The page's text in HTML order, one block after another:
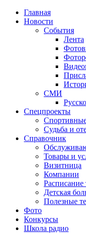
Главная
Новости
События
Лента
СМИ
Спецпроекты
Судьба и
Справочник
Товары и
Визитница
Компании
Расписание
Детская
Полезные
Фото
Конкурсы
Школа радио